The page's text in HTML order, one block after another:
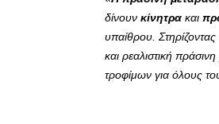
δίνουν κίνητρα και
υπαίθρου.
και ρεαλιστική
τροφίμων για όλους